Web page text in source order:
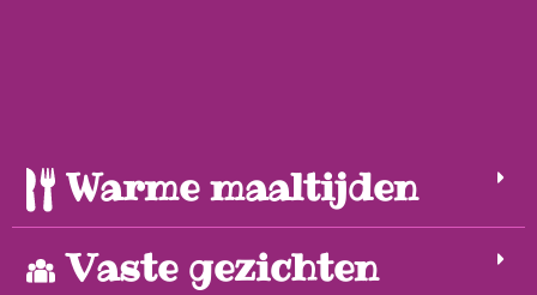
Warme maaltijden
Vaste gezichten